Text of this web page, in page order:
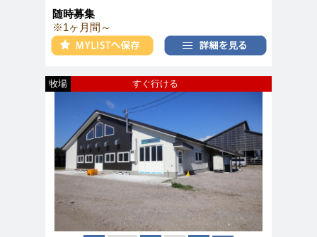
随時募集
※1ヶ月間～
すぐ行ける
牧場